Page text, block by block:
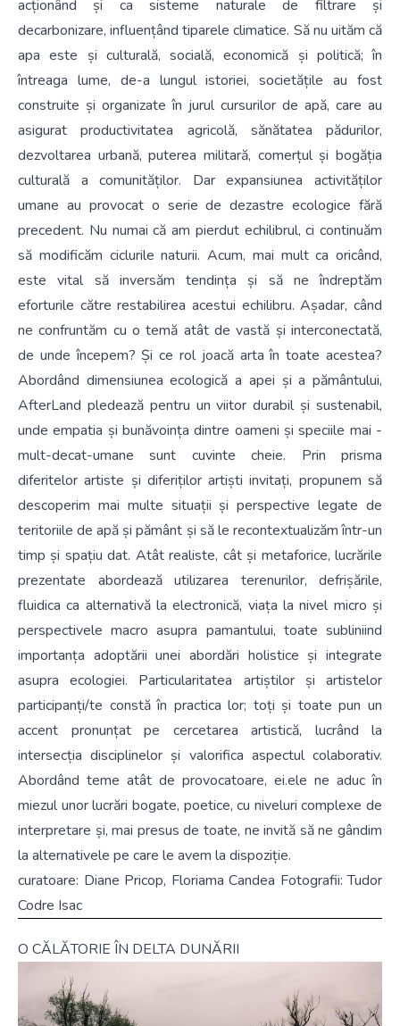
acționând și ca sisteme naturale de filtrare și
decarbonizare, influențând tiparele climatice. Să nu uităm că
apa este și culturală, socială, economică și politică; în
întreaga lume, de-a lungul istoriei, societățile au fost
construite și organizate în jurul cursurilor de apă, care au
asigurat productivitatea agricolă, sănătatea pădurilor,
dezvoltarea urbană, puterea militară, comerțul și bogăția
culturală a comunităților. Dar expansiunea activităților
umane au provocat o serie de dezastre ecologice fără
precedent. Nu numai că am pierdut echilibrul, ci continuăm
să modificăm ciclurile naturii. Acum, mai mult ca oricând,
este vital să inversăm tendința și să ne îndreptăm
eforturile către restabilirea acestui echilibru. Așadar, când
ne confruntăm cu o temă atât de vastă și interconectată,
de unde începem? Și ce rol joacă arta în toate acestea?
Abordând dimensiunea ecologică a apei și a pământului,
AfterLand pledează pentru un viitor durabil și sustenabil,
unde empatia și bunăvoința dintre oameni și speciile mai -
mult-decat-umane sunt cuvinte cheie. Prin prisma
diferitelor artiste și diferiților artiști invitați, propunem să
descoperim mai multe situații și perspective legate de
teritoriile de apă și pământ și să le recontextualizăm într-un
timp și spațiu dat. Atât realiste, cât și metaforice, lucrările
prezentate abordează utilizarea terenurilor, defrișările,
fluidica ca alternativă la electronică, viața la nivel micro și
perspectivele macro asupra pamantului, toate subliniind
importanța adoptării unei abordări holistice și integrate
asupra ecologiei. Particularitatea artiștilor și artistelor
participanți/te constă în practica lor; toți și toate pun un
accent pronunțat pe cercetarea artistică, lucrând la
intersecția disciplinelor și valorifica aspectul colaborativ.
Abordând teme atât de provocatoare, ei.ele ne aduc în
miezul unor lucrări bogate, poetice, cu niveluri complexe de
interpretare și, mai presus de toate, ne invită să ne gândim
la alternativele pe care le avem la dispoziție.
curatoare: Diane Pricop, Floriama Candea Fotografii: Tudor
Codre Isac
O CĂLĂTORIE ÎN DELTA DUNĂRII